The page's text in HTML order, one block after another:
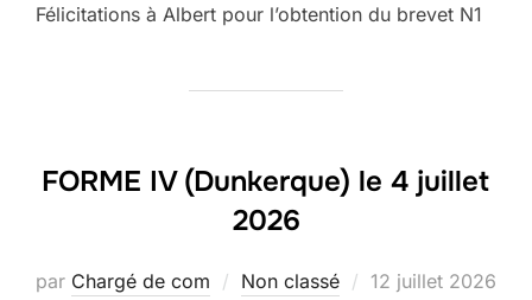
Félicitations à Albert pour l’obtention du brevet N1
FORME IV (Dunkerque) le 4 juillet
2026
par Chargé de com Non classé
Publié
12 juillet 2026